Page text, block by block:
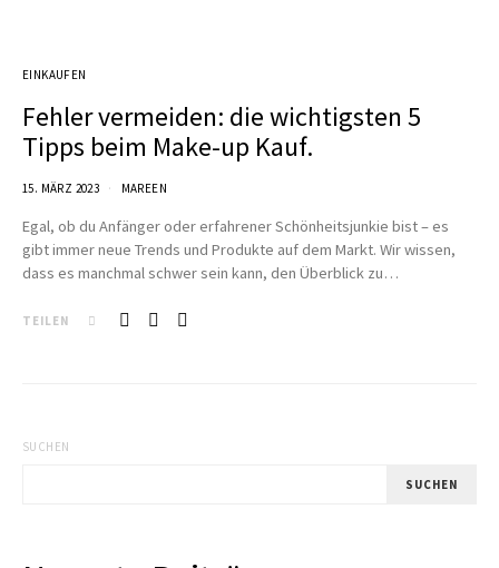
EINKAUFEN
Fehler vermeiden: die wichtigsten 5
Tipps beim Make-up Kauf.
15. MÄRZ 2023 MAREEN
Egal, ob du Anfänger oder erfahrener Schönheitsjunkie bist – es
gibt immer neue Trends und Produkte auf dem Markt. Wir wissen,
dass es manchmal schwer sein kann, den Überblick zu…
TEILEN
SUCHEN
SUCHEN